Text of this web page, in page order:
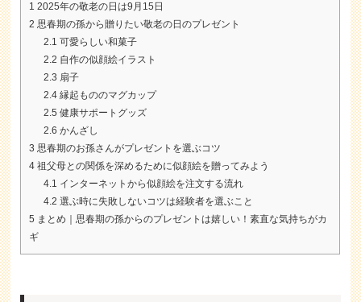
1 2025年の敬老の日は9月15日
2 思春期の孫から贈りたい敬老の日のプレゼント
2.1 可愛らしい和菓子
2.2 自作の似顔絵イラスト
2.3 扇子
2.4 縁起もののマグカップ
2.5 健康サポートグッズ
2.6 かんざし
3 思春期のお孫さんがプレゼントを選ぶコツ
4 祖父母との関係を深めるために似顔絵を贈ってみよう
4.1 インターネットから似顔絵を注文する流れ
4.2 選ぶ時に失敗しないコツは経験者を選ぶこと
5 まとめ｜思春期の孫からのプレゼントは嬉しい！素直な気持ちがカ
ギ